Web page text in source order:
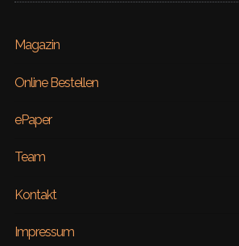
Magazin
Online Bestellen
ePaper
Team
Kontakt
Impressum